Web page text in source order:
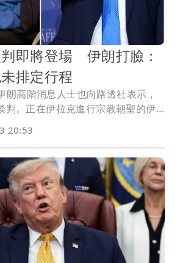
即將登場 伊朗打臉：
排定行程
論。 一名伊朗高階消息人士也向路透社表示，
判。正在伊拉克進行宗教朝聖的伊
20:53